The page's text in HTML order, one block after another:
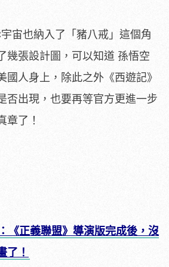
宙也納入了「豬八戒」這個角
幾張設計圖，可以知道 孫悟空
國人身上，除此之外《西遊記》
否出現，也要再等官方更進一步
章了！
《正義聯盟》導演版完成後，沒
了！